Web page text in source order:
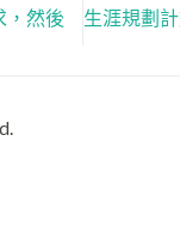
，然後
生涯規劃